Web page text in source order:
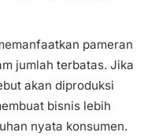
pameran
jumlah terbatas. Jika
akan diproduksi
bisnis lebih
nyata konsumen.